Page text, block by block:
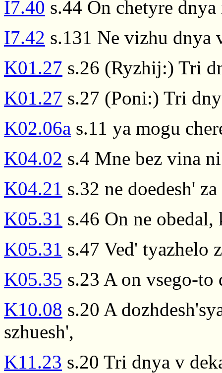
I7.40 s.44 On chetyre
I7.42 s.131 Ne vizhu dnya
K01.27 s.26 (Ryzhij:) Tri
K01.27 s.27 (Poni:) Tri
K02.06a s.11 ya mogu
K04.02 s.4 Mne bez vina
K04.21 s.32 ne doedesh'
K05.31 s.46 On ne
K05.31 s.47 Ved' tyazhelo
K05.35 s.23 A on vsego-to
K10.08 s.20 A
szhuesh',
K11.23 s.20 Tri dnya v